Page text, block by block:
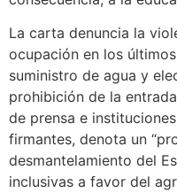
La carta denuncia la
ocupación en los
suministro de agua y
prohibición de la
de prensa e
firmantes, denota un
desmantelamiento del
inclusivas a favor del